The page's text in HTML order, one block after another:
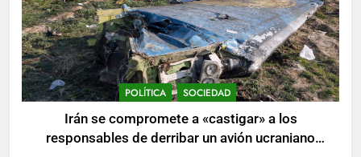
POLÍTICA SOCIEDAD
Irán se compromete a «castigar» a los
responsables de derribar un avión ucraniano